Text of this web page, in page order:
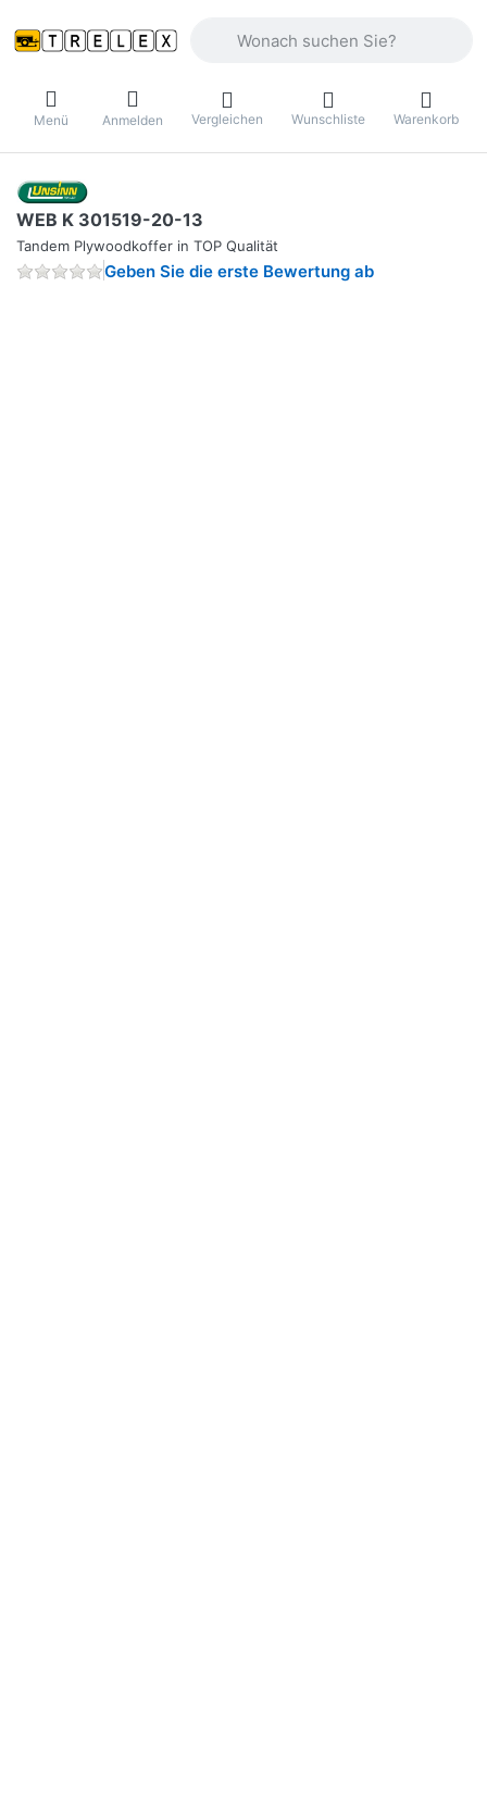
Menü Anmelden Vergleichen Wunschliste Warenkorb
WEB K 301519-20-13
Tandem Plywoodkoffer in TOP Qualität
Geben Sie die erste Bewertung ab